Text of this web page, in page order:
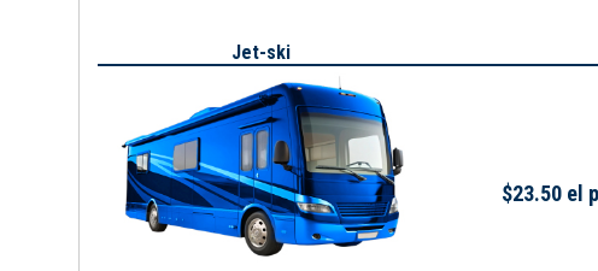
Jet-ski
$23.50 el